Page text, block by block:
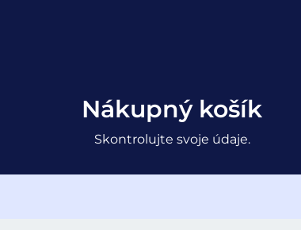
Nákupný košík
Skontrolujte svoje údaje.